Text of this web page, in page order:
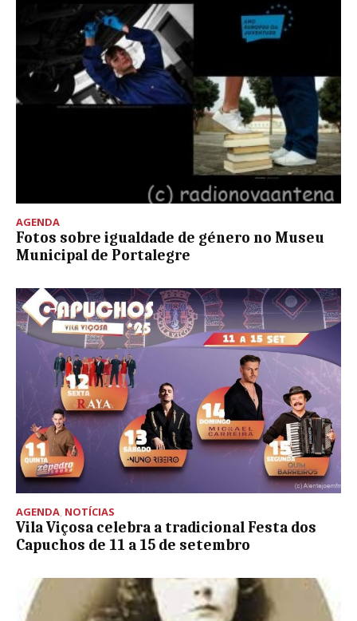
AGENDA
Fotos sobre igualdade de género no Museu
Municipal de Portalegre
AGENDA, NOTÍCIAS
Vila Viçosa celebra a tradicional Festa dos
Capuchos de 11 a 15 de setembro